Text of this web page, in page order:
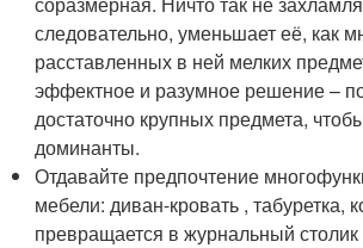
следовательно, уменьшает её, как
расставленных в ней мелких
эффектное и разумное решение –
достаточно крупных предмета,
доминанты.
Отдавайте предпочтение
мебели: диван-кровать , табуретка,
превращается в журнальный столик